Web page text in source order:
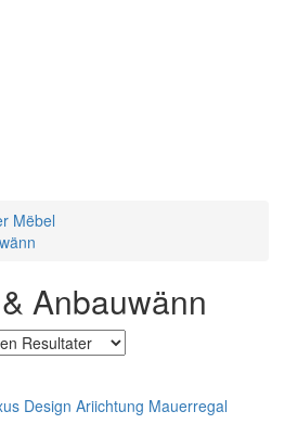
Mëbel
Anbauwänn